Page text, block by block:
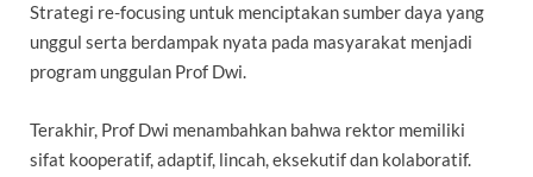
Strategi re-focusing untuk menciptakan sumber daya yang
unggul serta berdampak nyata pada masyarakat menjadi
program unggulan Prof Dwi.
Terakhir, Prof Dwi menambahkan bahwa rektor memiliki
sifat kooperatif, adaptif, lincah, eksekutif dan kolaboratif.